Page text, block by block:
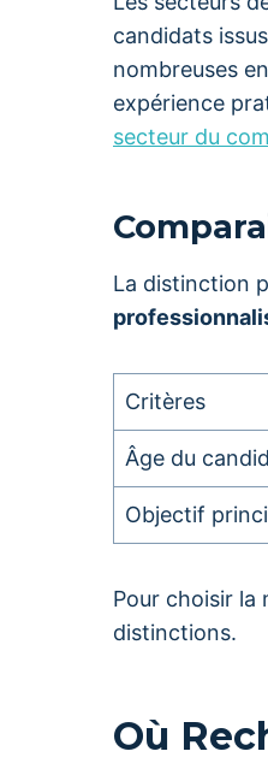
candidats
nombreuses
expérience
secteur du
La distinction
Critères
Âge du
Objectif
Pour choisir la
distinctions.
Où